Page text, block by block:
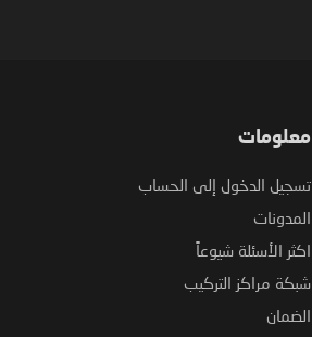
معلومات
تسجيل الدخول إلى الحساب
المدونات
اكثر الأسئلة شيوعاً
شبكة مراكز التركيب
الضمان